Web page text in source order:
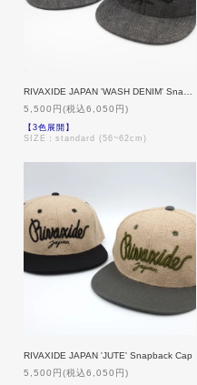
5,500円(税込6,050円)
【3色展開】
SIZE：standard (56~62cm)
RIVAXIDE JAPAN 'JUTE' Snapback Cap
5,500円(税込6,050円)